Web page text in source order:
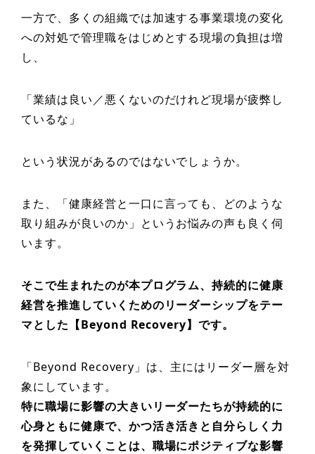
一方で、多くの組織では加速する事業環境の変化
への対処で管理職をはじめとする現場の負担は増
し、
「業績は良い／悪くないのだけれど現場が疲弊し
ているな」
という状況があるのではないでしょうか。
また、「健康経営と一口に言っても、どのような
取り組みが良いのか」というお悩みの声も良く伺
います。
そこで生まれたのが本プログラム、持続的に健康
経営を推進していくためのリーダーシップをテー
マとした【Beyond Recovery】です。
「Beyond Recovery」は、主にはリーダー層を対
象にしています。
特に職場に影響の大きいリーダーたちが持続的に
心身ともに健康で、かつ活き活きと自分らしく力
を発揮していくことは、職場にポジティブな影響